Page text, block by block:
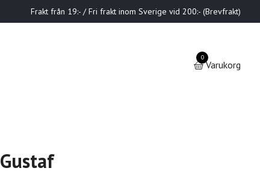
Frakt från 19:- / Fri frakt inom Sverige vid 200:- (Brevfrakt)
0
Varukorg
Gustaf